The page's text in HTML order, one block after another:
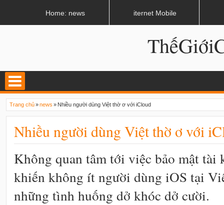
Trang chủ»news » Nhiều người dùng Việt thờ ơ với iCloud
Nhiều người dùng Việt thờ ơ với
Không quan tâm tới việc bảo mật tài
khiến không ít người dùng iOS tại
những tình huống dở khóc dở cười.
Home: news iternet Mobile